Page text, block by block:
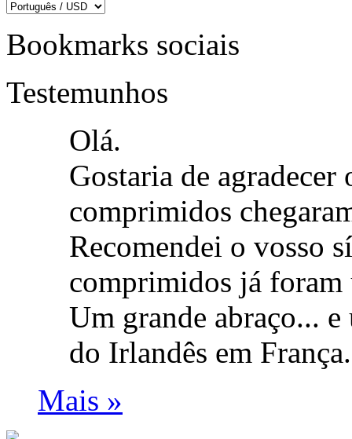
Bookmarks sociais
Testemunhos
Olá.
Gostaria de
comprimidos
Recomendei o vosso
comprimidos já foram
Um grande abraço...
do Irlandês em
Mais »